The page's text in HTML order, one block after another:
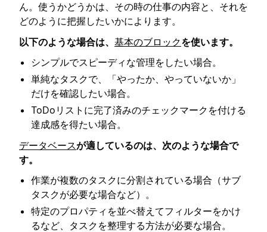
ん。使うかどうかは、その時の仕事の内容と、それを
どのように把握したいかによります。
以下のような場合は、 基本のブロックを使います。
シンプルでスピーディな管理をしたい場合。
単純なタスクで、「やったか、やっていないか」
だけを確認したい場合。
ToDoリストに完了済みのチェックマークを付ける
達成感を得たい場合。
データベースが適しているのは、次のような場合で
す。
作業が複数のタスクに分割されている場合（サブ
タスクが必要な場合など）。
特定のプロパティを並べ替えてフィルターをかけ
るなど、タスクを整理する方法が必要な場合。